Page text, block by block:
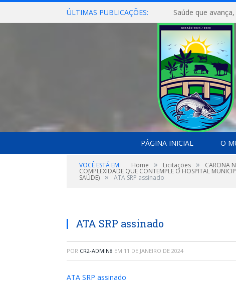
ÚLTIMAS PUBLICAÇÕES: Saúde que
PÁGINA INICIAL O
VOCÊ ESTÁ EM: Home » Licitações » CARONA
COMPLEXIDADE QUE CONTEMPLE O HOSPITAL
SAÚDE) » ATA SRP assinado
ATA SRP assinado
POR CR2-ADMIN8 EM 11 DE JANEIRO DE 2024
ATA SRP assinado